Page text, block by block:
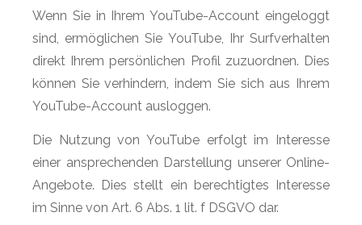
Wenn Sie in Ihrem YouTube-Account eingeloggt
sind, ermöglichen Sie YouTube, Ihr Surfverhalten
direkt Ihrem persönlichen Profil zuzuordnen. Dies
können Sie verhindern, indem Sie sich aus Ihrem
YouTube-Account ausloggen.
Die Nutzung von YouTube erfolgt im Interesse
einer ansprechenden Darstellung unserer Online-
Angebote. Dies stellt ein berechtigtes Interesse
im Sinne von Art. 6 Abs. 1 lit. f DSGVO dar.